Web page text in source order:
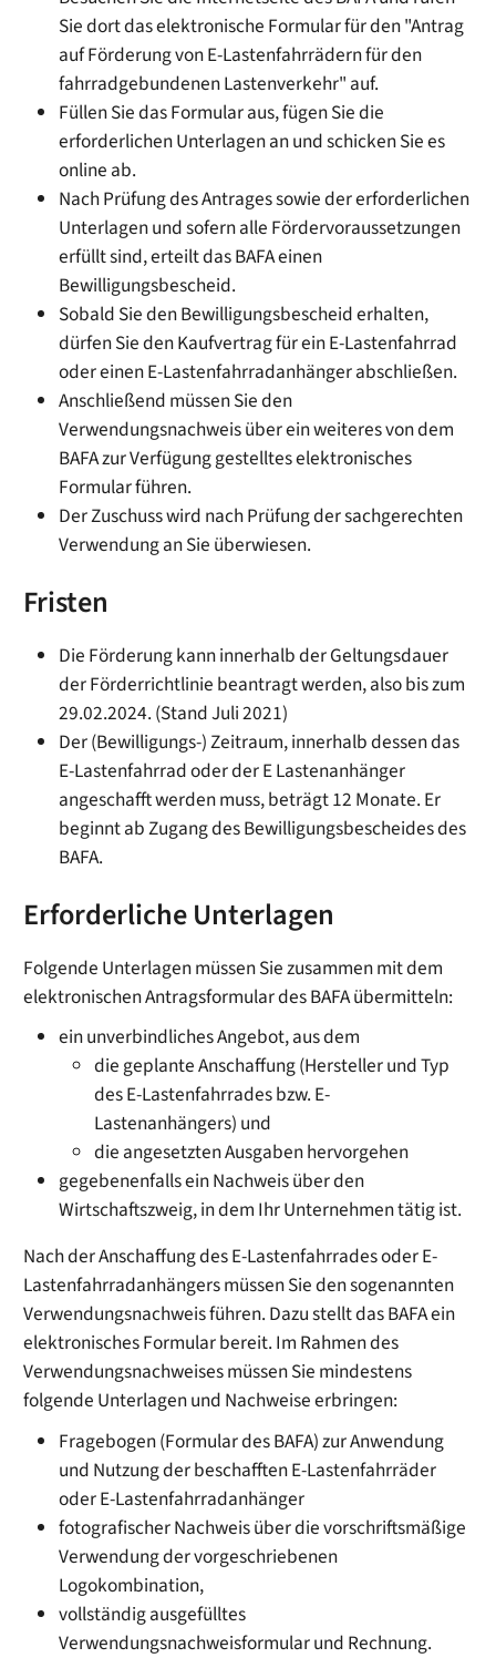
Sie dort das elektronische Formular für den "Antrag
auf Förderung von E-Lastenfahrrädern für den
fahrradgebundenen Lastenverkehr" auf.
Füllen Sie das Formular aus, fügen Sie die
erforderlichen Unterlagen an und schicken Sie es
online ab.
Nach Prüfung des Antrages sowie der erforderlichen
Unterlagen und sofern alle Fördervoraussetzungen
erfüllt sind, erteilt das BAFA einen
Bewilligungsbescheid.
Sobald Sie den Bewilligungsbescheid erhalten,
dürfen Sie den Kaufvertrag für ein E-Lastenfahrrad
oder einen E-Lastenfahrradanhänger abschließen.
Anschließend müssen Sie den
Verwendungsnachweis über ein weiteres von dem
BAFA zur Verfügung gestelltes elektronisches
Formular führen.
Der Zuschuss wird nach Prüfung der sachgerechten
Verwendung an Sie überwiesen.
Fristen
Die Förderung kann innerhalb der Geltungsdauer
der Förderrichtlinie beantragt werden, also bis zum
29.02.2024. (Stand Juli 2021)
Der (Bewilligungs-) Zeitraum, innerhalb dessen das
E-Lastenfahrrad oder der E Lastenanhänger
angeschafft werden muss, beträgt 12 Monate. Er
beginnt ab Zugang des Bewilligungsbescheides des
BAFA.
Erforderliche Unterlagen
Folgende Unterlagen müssen Sie zusammen mit dem
elektronischen Antragsformular des BAFA übermitteln:
ein unverbindliches Angebot, aus dem
die geplante Anschaffung (Hersteller und Typ
des E-Lastenfahrrades bzw. E-
Lastenanhängers) und
die angesetzten Ausgaben hervorgehen
gegebenenfalls ein Nachweis über den
Wirtschaftszweig, in dem Ihr Unternehmen tätig ist.
Nach der Anschaffung des E-Lastenfahrrades oder E-
Lastenfahrradanhängers müssen Sie den sogenannten
Verwendungsnachweis führen. Dazu stellt das BAFA ein
elektronisches Formular bereit. Im Rahmen des
Verwendungsnachweises müssen Sie mindestens
folgende Unterlagen und Nachweise erbringen:
­Fragebogen (Formular des BAFA) zur Anwendung
und Nutzung der beschafften E-Lastenfahrräder
oder E-Lastenfahrradanhänger
­fotografischer Nachweis über die vorschriftsmäßige
Verwendung der vorgeschriebenen
Logokombination,
­vollständig ausgefülltes
Verwendungsnachweisformular und Rechnung.